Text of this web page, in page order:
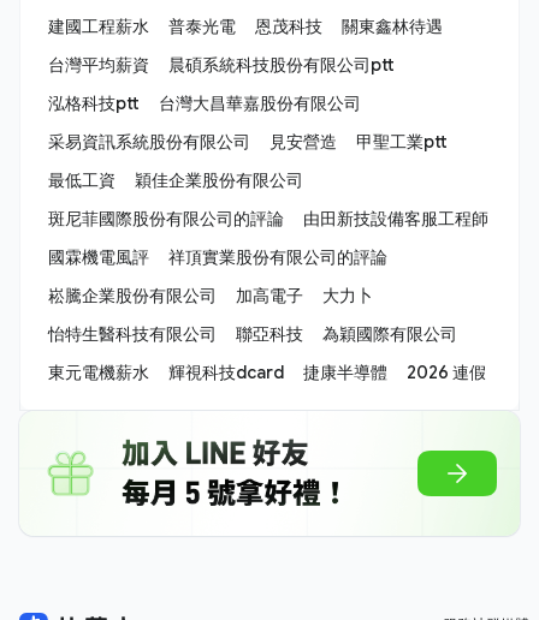
建國工程薪水
普泰光電 恩茂科技
關東鑫林待遇
台灣平均薪資
晨碩系統科技股份有限公司ptt
泓格科技ptt
台灣大昌華嘉股份有限公司
采易資訊系統股份有限公司
見安營造
甲聖工業ptt
最低工資
穎佳企業股份有限公司
斑尼菲國際股份有限公司的評論
由田新技設備客服工程師
國霖機電風評
祥頂實業股份有限公司的評論
崧騰企業股份有限公司
加高電子
大力卜
怡特生醫科技有限公司
聯亞科技
為穎國際有限公司
東元電機薪水
輝視科技dcard 捷康半導體 2026 連假